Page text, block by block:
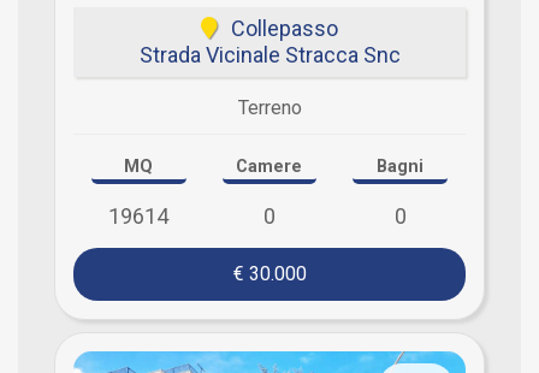
Collepasso
Strada Vicinale Stracca Snc
Terreno
MQ
19614
Camere
0
Bagni
0
€ 30.000